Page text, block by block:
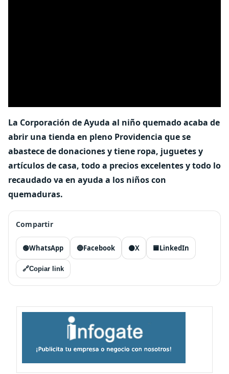
La Corporación de Ayuda al niño quemado acaba de
abrir una tienda en pleno Providencia que se
abastece de donaciones y tiene ropa, juguetes y
artículos de casa, todo a precios excelentes y todo lo
recaudado va en ayuda a los niños con
quemaduras.
Compartir
🟢WhatsApp 🔵Facebook ⚫X 🟦LinkedIn
🔗Copiar link